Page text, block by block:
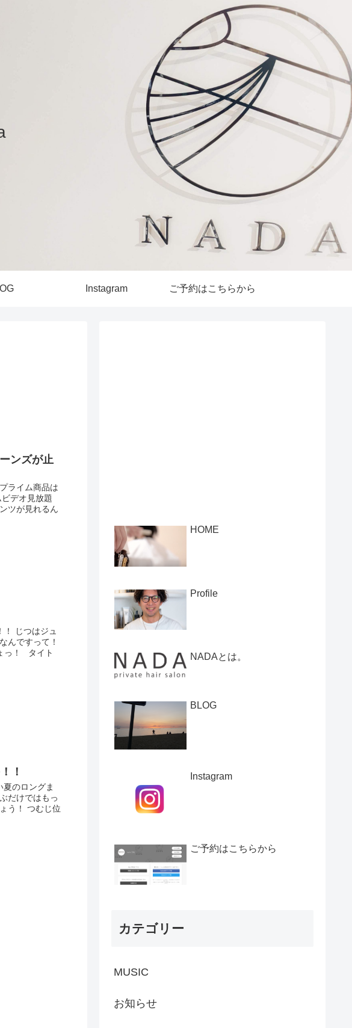
Instagram ご予約はこちらから
ンズが止
ライム商品は
デオ見放題
ツが見れるん
じつはジュ
んですって！
っ！ タイト
！
のロングま
だけではもっ
う！ つむじ位
HOME
Profile
NADAとは。
BLOG
Instagram
ご予約はこちらから
カテゴリー
MUSIC
お知らせ